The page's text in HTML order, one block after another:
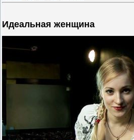
Идеальная женщина